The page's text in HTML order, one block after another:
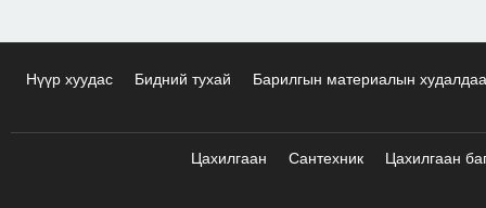
Нүүр хуудас Бидний тухай Барилгын материалын
Цахилгаан Сантехник Цахилгаан